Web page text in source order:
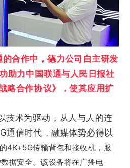
合作中，德力公司自主研发
助力中国联通与人民日报社
略合作协议》，使其应用扩
技术为驱动，从人与人的连
通信时代，融媒体势必得以
4K+5G传输背包和接收机，服
据安全。该设备将在广播电